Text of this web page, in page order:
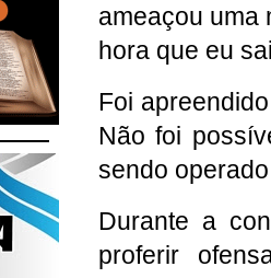
ameaçou uma
hora que eu
Foi
Não foi
sendo
Durante a
proferir